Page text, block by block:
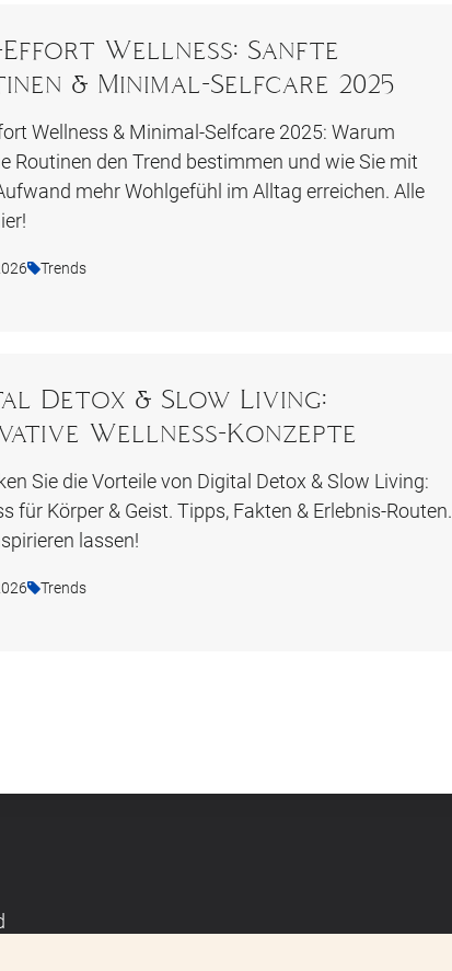
Effort Wellness: Sanfte
& Minimal-Selfcare 2025
Wellness & Minimal-Selfcare 2025: Warum
Routinen den Trend bestimmen und wie Sie mit
mehr Wohlgefühl im Alltag erreichen. Alle
Trends
Detox & Slow Living:
Wellness-Konzepte
Sie die Vorteile von Digital Detox & Slow Living:
für Körper & Geist. Tipps, Fakten & Erlebnis-Routen.
lassen!
Trends